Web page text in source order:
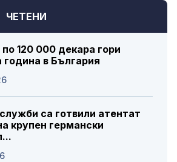
ЧЕТЕНИ
120 000 декара гори
година в България
са готвили атентат
крупен германски